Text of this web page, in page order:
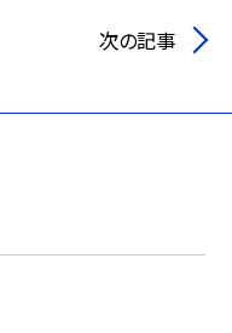
次の記事